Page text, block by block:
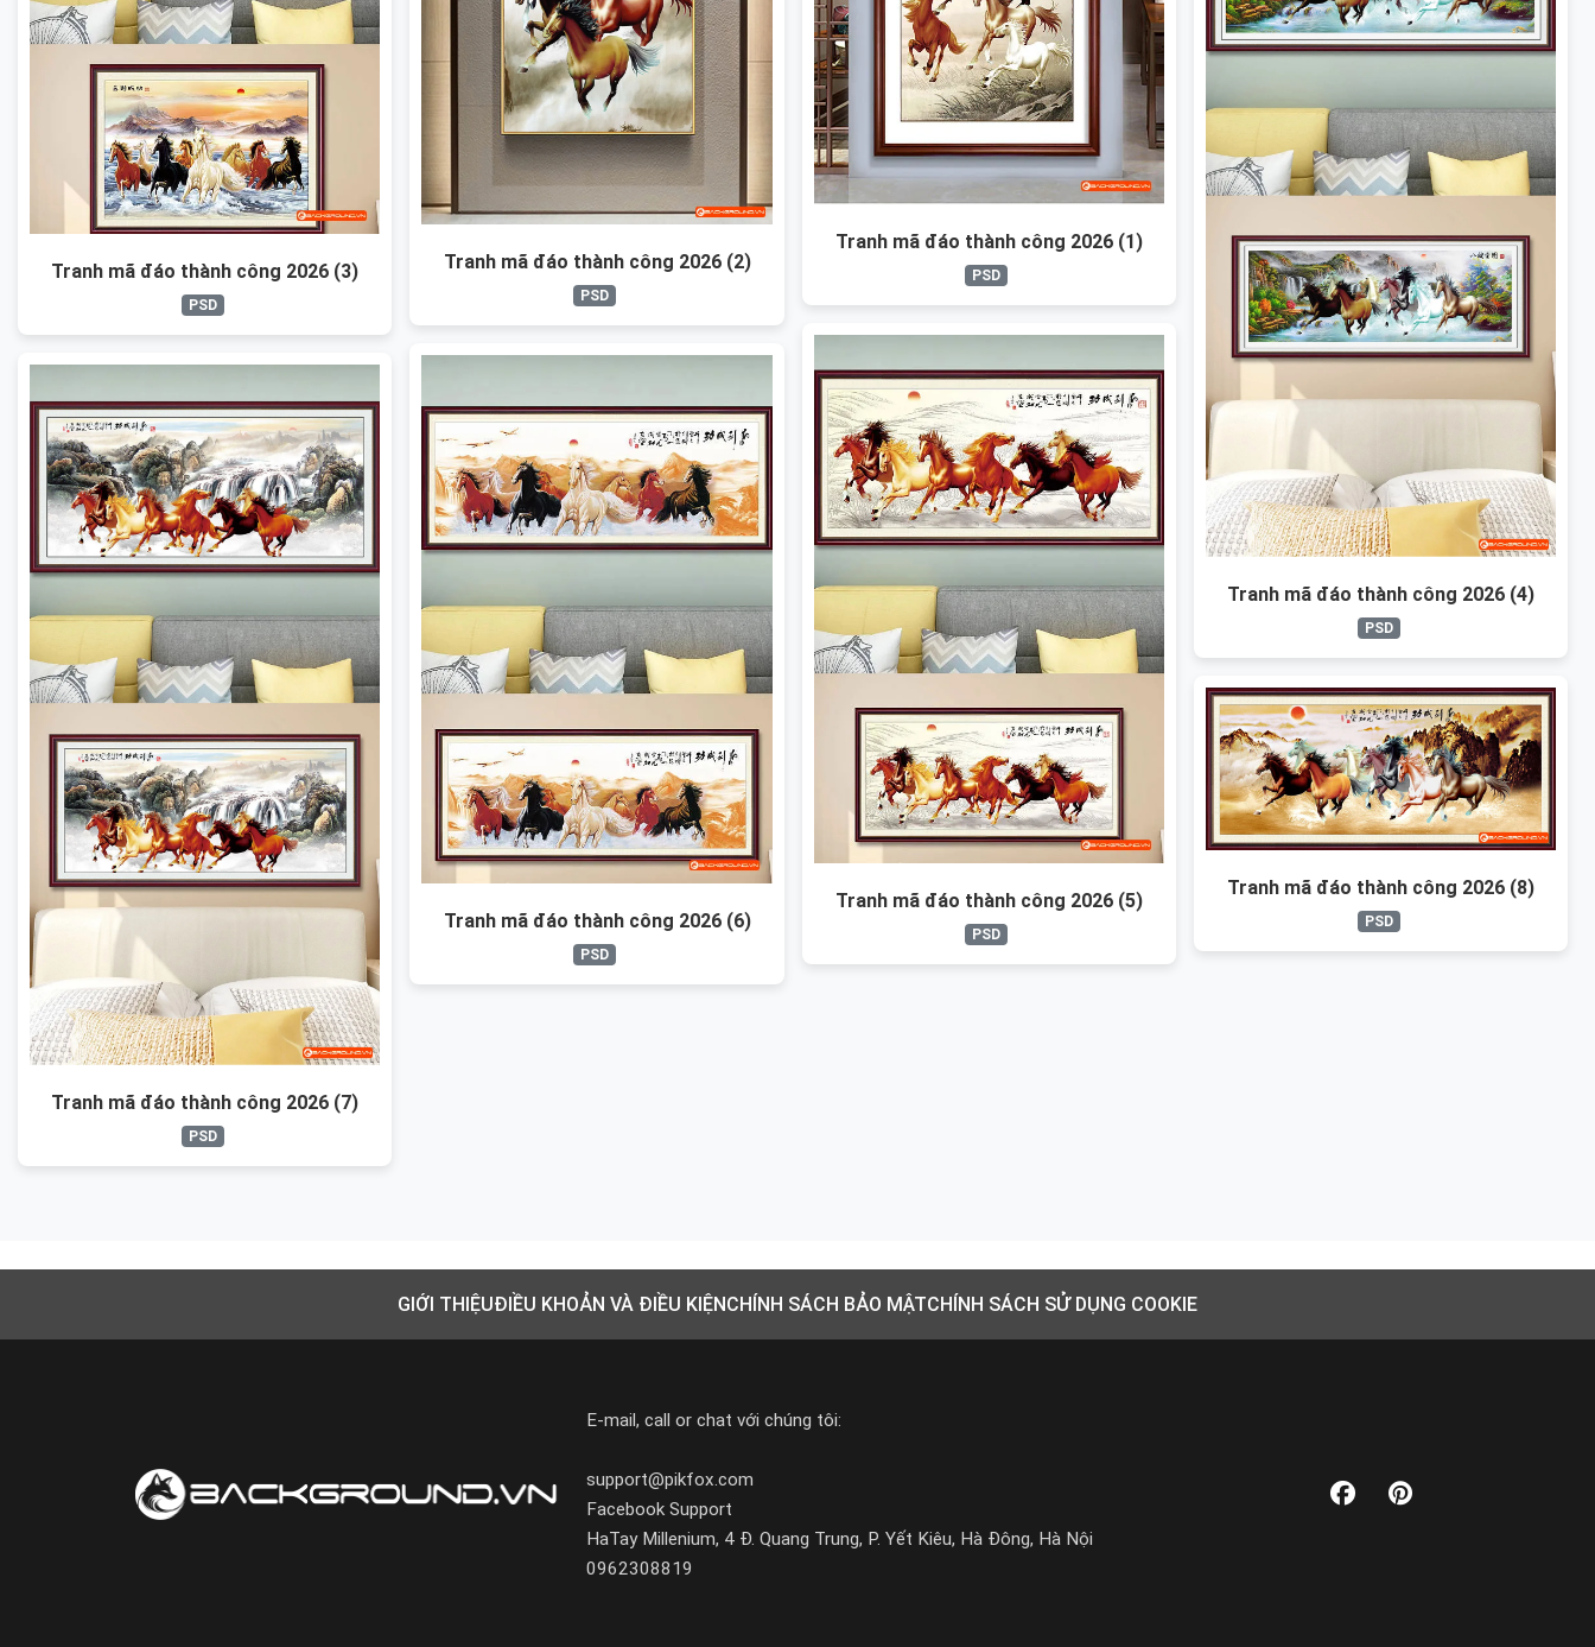
Tranh mã đáo thành công 2026 (1)
PSD
Tranh mã đáo thành công 2026 (2)
PSD
Tranh mã đáo thành công 2026 (3)
PSD
Tranh mã đáo thành công 2026 (4)
PSD
Tranh mã đáo thành công 2026 (5)
PSD
Tranh mã đáo thành công 2026 (6)
PSD
Tranh mã đáo thành công 2026 (7)
PSD
Tranh mã đáo thành công 2026 (8)
PSD
GIỚI THIỆUĐIỀU KHOẢN VÀ ĐIỀU KIỆNCHÍNH SÁCH BẢO MẬTCHÍNH SÁCH SỬ DỤNG COOKIE
E-mail, call or chat với chúng tôi:
support@pikfox.com
Facebook Support
HaTay Millenium, 4 Đ. Quang Trung, P. Yết Kiêu, Hà Đông, Hà Nội
0962308819